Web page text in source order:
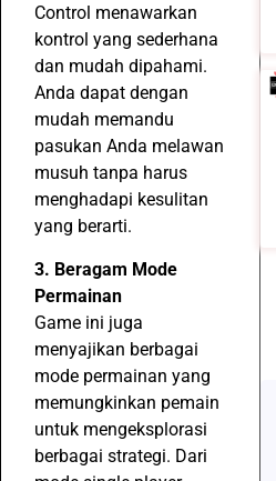
Control menawarkan
kontrol yang sederhana
dan mudah dipahami.
Anda dapat dengan
mudah memandu
pasukan Anda melawan
musuh tanpa harus
menghadapi kesulitan
yang berarti.
3. Beragam Mode
Permainan
Game ini juga
menyajikan berbagai
mode permainan yang
memungkinkan pemain
untuk mengeksplorasi
berbagai strategi. Dari